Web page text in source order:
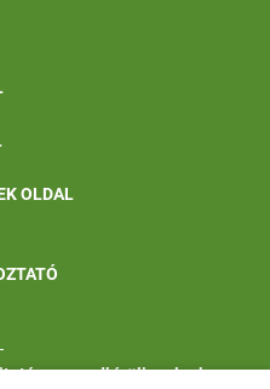
OLDAL
a rendkívüli melegben